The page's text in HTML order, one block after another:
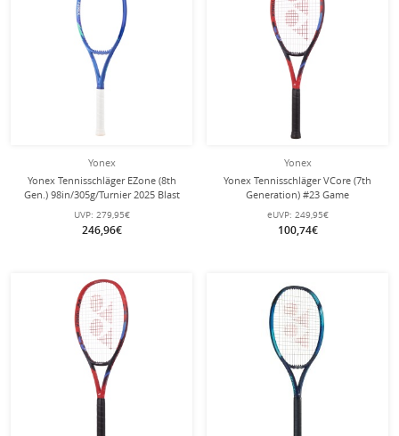
Yonex
Yonex Tennisschläger EZone (8th
Gen.) 98in/305g/Turnier 2025 Blast
blau - unbesaitet -
UVP: 279,95€
246,96€
Yonex
Yonex Tennisschläger VCore (7th
Generation) #23 Game
100in/265g/Allround rot - besaitet -
eUVP: 249,95€
100,74€